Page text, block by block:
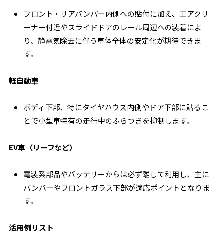
フロント・リアバンパー内側への貼付に加え、エアクリ
ーナー付近やスライドドアのレール周辺への装着によ
り、静電気除去に伴う車体全体の安定化が期待できま
す。
軽自動車
ボディ下部、特にタイヤハウス内側やドア下部に貼るこ
とで小型車特有の走行中のふらつきを抑制します。
EV車（リーフなど）
電装系部品やバッテリーからは必ず離して利用し、主に
バンパーやフロントガラス下部が適応ポイントとなりま
す。
活用例リスト